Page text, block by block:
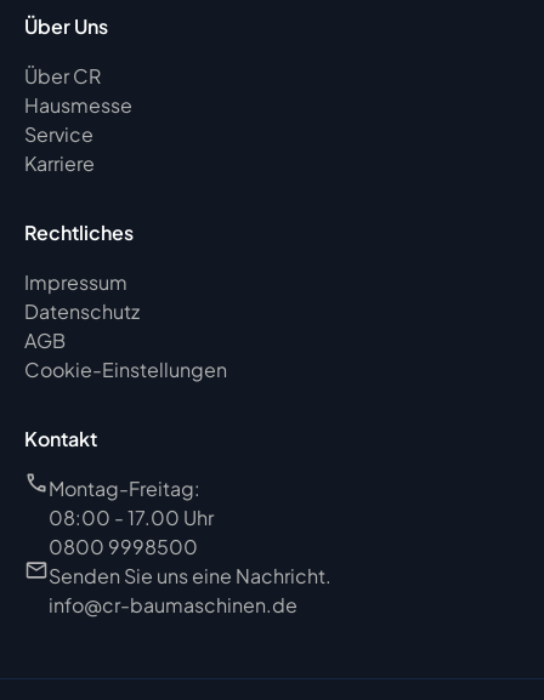
Über Uns
Über CR
Hausmesse
Service
Karriere
Rechtliches
Impressum
Datenschutz
AGB
Cookie-Einstellungen
Kontakt
Montag-Freitag:
08:00 - 17.00 Uhr
0800 9998500
Senden Sie uns eine Nachricht.
info@cr-baumaschinen.de